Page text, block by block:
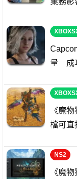
量 成
《魔
檔可直
NS2
《魔